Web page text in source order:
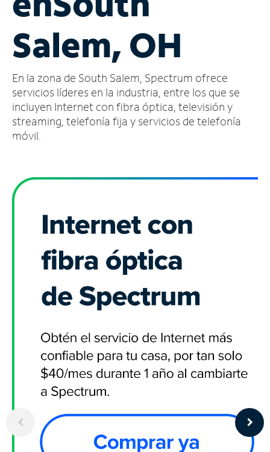
cuenta
Encuentra
tienda
Salem, OH
En la zona de South Salem, Spectrum ofrece
servicios líderes en la industria, entre los que se
incluyen Internet con fibra óptica, televisión y
streaming, telefonía fija y servicios de telefonía
móvil.